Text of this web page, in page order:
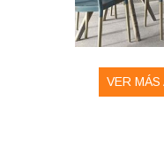
VER MÁS